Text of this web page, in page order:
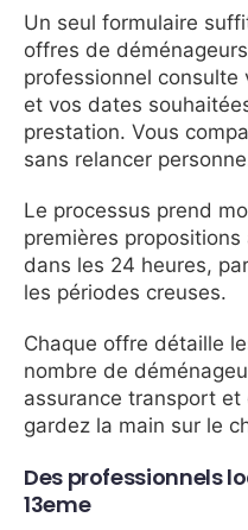
Un seul formulaire
offres de
professionnel consulte
et vos dates
prestation. Vous
sans relancer
Le processus prend
premières
dans les 24 heures,
les périodes creuses.
Chaque offre détaille
nombre de
assurance transport et
gardez la main sur le
Des professionnels
13eme